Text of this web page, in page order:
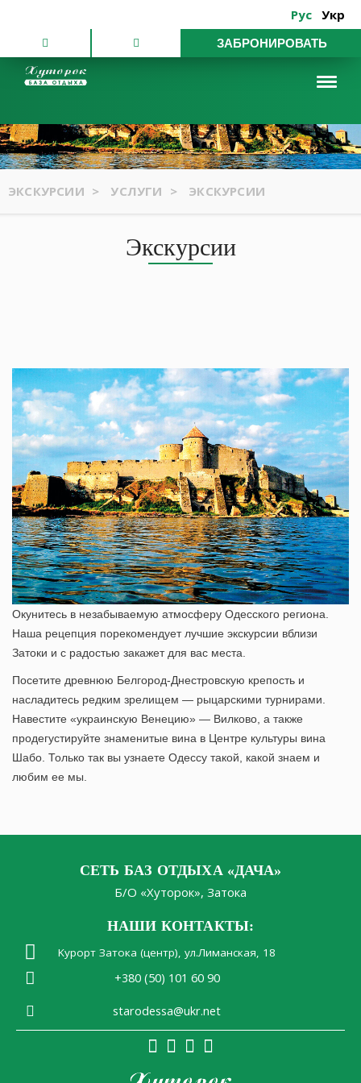
Рус Укр
ЗАБРОНИРОВАТЬ
ЭКСКУРСИИ > УСЛУГИ > ЭКСКУРСИИ
Экскурсии
Окунитесь в незабываемую атмосферу Одесского региона.
Наша рецепция порекомендует лучшие экскурсии вблизи
Затоки и с радостью закажет для вас места.
Посетите древнюю Белгород-Днестровскую крепость и
насладитесь редким зрелищем — рыцарскими турнирами.
Навестите «украинскую Венецию» — Вилково, а также
продегустируйте знаменитые вина в Центре культуры вина
Шабо. Только так вы узнаете Одессу такой, какой знаем и
любим ее мы.
СЕТЬ БАЗ ОТДЫХА «ДАЧА»
Б/О «Хуторок», Затока
НАШИ КОНТАКТЫ:
Kурорт Затока (центр), ул.Лиманская, 18
+380 (50) 101 60 90
starodessa@ukr.net